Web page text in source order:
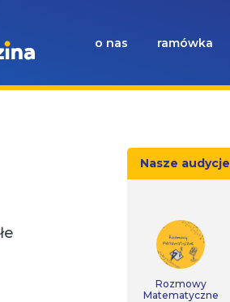
o nas ramówka
Nasze audycje
Rozmowy
Matematyczne